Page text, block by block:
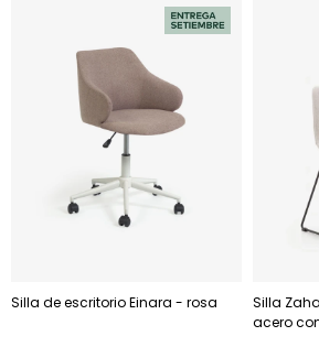
Silla de escritorio Einara - rosa
Silla
acero